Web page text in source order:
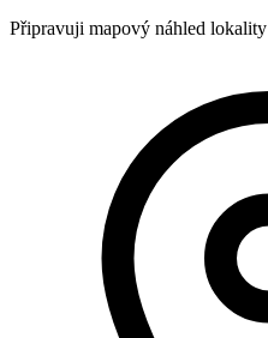
Připravuji mapový náhled lokality